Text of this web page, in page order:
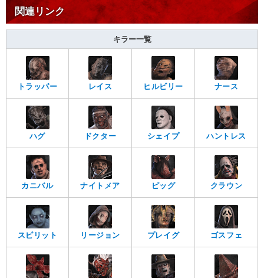
関連リンク
キラー一覧
トラッパー レイス ヒルビリー ナース
ハグ ドクター シェイプ ハントレス
カニバル ナイトメア ピッグ クラウン
スピリット リージョン プレイグ ゴスフェ